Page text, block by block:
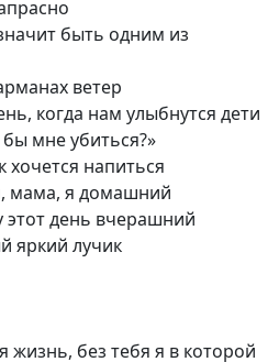
быть одним из
ветер
когда нам улыбнутся дети
мне убиться?»
хочется напиться
мама, я домашний
день вчерашний
яркий лучик
жизнь, без тебя я в которой